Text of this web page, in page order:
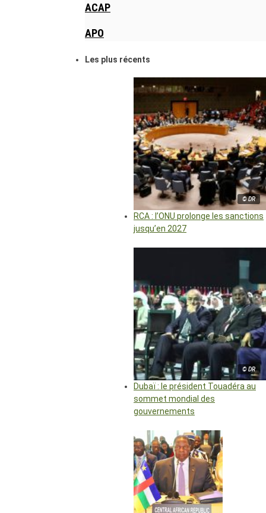
ACAP
APO
Les plus récents
© DR
RCA : l’ONU prolonge les sanctions
jusqu’en 2027
© DR
Dubaï : le président Touadéra au
sommet mondial des
gouvernements